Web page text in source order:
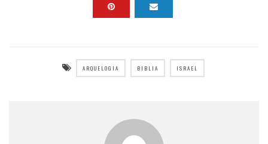
ARQUELOGIA BIBLIA ISRAEL